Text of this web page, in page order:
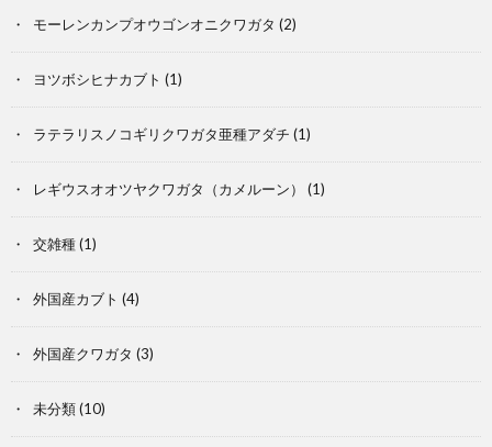
モーレンカンプオウゴンオニクワガタ (2)
ヨツボシヒナカブト (1)
ラテラリスノコギリクワガタ亜種アダチ (1)
レギウスオオツヤクワガタ（カメルーン） (1)
交雑種(1)
外国産カブト (4)
外国産クワガタ (3)
未分類(10)